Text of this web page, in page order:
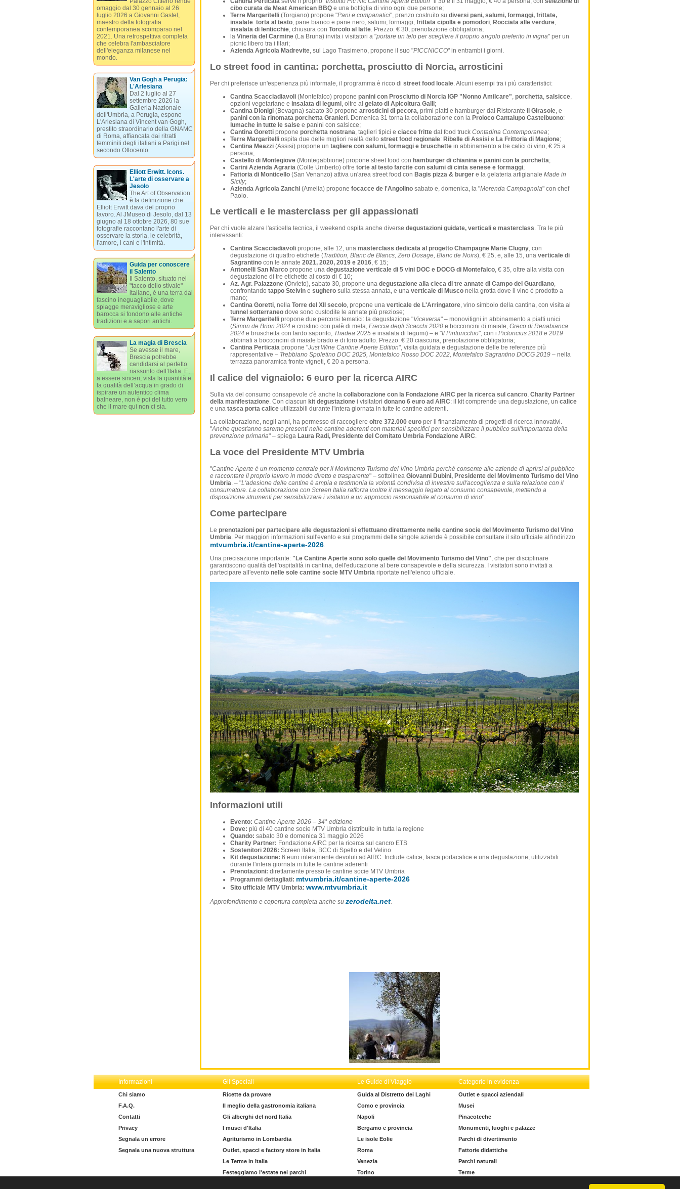
cibo curata da Meat American BBQe una bottiglia di vino ogni due persone;
Terre Margaritelli(Torgiano) propone "Pani e companatici", pranzo costruito su diversi pani, salumi, formaggi, frittate,
insalate: torta al testo, pane bianco e pane nero, salumi, formaggi, frittata cipolla e pomodori, Rocciata alle verdure,
insalata di lenticchie, chiusura con Torcolo al latte. Prezzo: € 30, prenotazione obbligatoria;
la Vineria del Carmine(La Bruna) invita i visitatori a "portare un telo per scegliere il proprio angolo preferito in vigna" per un
picnic libero tra i filari;
Azienda Agricola Madrevite, sul Lago Trasimeno, propone il suo "PICCNICCO" in entrambi i giorni.
Lo street food in cantina: porchetta, prosciutto di Norcia, arrosticini
Per chi preferisce un'esperienza più informale, il programma è ricco di street food locale. Alcuni esempi tra i più caratteristici:
Cantina Scacciadiavoli(Montefalco) propone panini con Prosciutto di Norcia IGP "Nonno Amilcare" porchetta salsicce,
opzioni vegetariane e insalata di legumi, oltre al gelato di Apicoltura Galli;
Cantina Dionigi(Bevagna) sabato 30 propone arrosticini di pecora , primi piatti e hamburger dal Ristorante Il Girasole, e
panini con la rinomata porchetta Granieri. Domenica 31 torna la collaborazione con la Proloco Cantalupo Castelbuono:
lumache in tutte le salsee panini con salsicce;
Cantina Gorettipropone porchetta nostrana , taglieri tipici e ciacce frittedal food truck Contadina Contemporanea;
Terre Margaritelliospita due delle migliori realtà dello street food regionale: Ribelle di Assisie La Frittoria di Magione;
Cantina Meazzi(Assisi) propone un tagliere con salumi, formaggi e bruschettein abbinamento a tre calici di vino, € 25 a
persona;
Castello di Montegiove(Montegabbione) propone street food con hamburger di chianina e panini con la porchetta;
Carini Azienda Agraria (Colle Umberto) offre torte al testo farcite con salumi di cinta senese e formaggi;
Fattoria di Monticello(San Venanzo) attiva un'area street food con Bagis pizza & burgere la gelateria artigianale Made in
Sicily;
Azienda Agricola Zanchi(Amelia) propone focacce de l'Angolinosabato e, domenica, la "Merenda Campagnola" con chef
Paolo.
Le verticali e le masterclass per gli appassionati
Per chi vuole alzare l'asticella tecnica, il weekend ospita anche diverse degustazioni guidate, verticali e masterclass. Tra le più
interessanti:
Cantina Scacciadiavolipropone, alle 12, una masterclass dedicata al progetto Champagne Marie Clugny, con
degustazione di quattro etichette (Tradition, Blanc de Blancs, Zero Dosage, Blanc de Noirs), € 25, e, alle 15, una verticale di
Sagrantinocon le annate 2021, 2020, 2019 e 2016, € 15;
Antonelli San Marcopropone una degustazione verticale di 5 vini DOC e DOCG di Montefalco, € 35, oltre alla visita con
degustazione di tre etichette al costo di € 10;
Az. Agr. Palazzone(Orvieto), sabato 30, propone una degustazione alla cieca di tre annate di Campo del Guardiano,
confrontando tappo Stelvine sugherosulla stessa annata, e una verticale di Musconella grotta dove il vino è prodotto a
mano;
Cantina Goretti, nella Torre del XII secolo, propone una verticale de L'Arringatore, vino simbolo della cantina, con visita al
tunnel sotterraneodove sono custodite le annate più preziose;
Terre Margaritellipropone due percorsi tematici: la degustazione "Viceversa" – monovitigni in abbinamento a piatti unici
(Simon de Brion 2024 e crostino con patè di mela, Freccia degli Scacchi 2020e bocconcini di maiale, Greco di Renabianca
2024 e bruschetta con lardo saporito, Thadea 2025e insalata di legumi) – e "Il Pinturicchio", con i Pictoricius 2018 e 2019
abbinati a bocconcini di maiale brado e di toro adulto. Prezzo: € 20 ciascuna, prenotazione obbligatoria;
Cantina Perticaiapropone "Just Wine Cantine Aperte Edition", visita guidata e degustazione delle tre referenze più
rappresentative – Trebbiano Spoletino DOC 2025, Montefalco Rosso DOC 2022, Montefalco Sagrantino DOCG 2019– nella
terrazza panoramica fronte vigneti, € 20 a persona.
Il calice del vignaiolo: 6 euro per la ricerca AIRC
Sulla via del consumo consapevole c'è anche la collaborazione con la Fondazione AIRC per la ricerca sul cancro, Charity Partner
della manifestazione. Con ciascun kit degustazionei visitatori donano 6 euro ad AIRC: il kit comprende una degustazione, un calice
e una tasca porta caliceutilizzabili durante l'intera giornata in tutte le cantine aderenti.
La collaborazione, negli anni, ha permesso di raccogliere oltre 372.000 europer il finanziamento di progetti di ricerca innovativi.
"Anche quest'anno saremo presenti nelle cantine aderenti con materiali specifici per sensibilizzare il pubblico sull'importanza della
prevenzione primaria" – spiega Laura Radi, Presidente del Comitato Umbria Fondazione AIRC.
La voce del Presidente MTV Umbria
"Cantine Aperte è un momento centrale per il Movimento Turismo del Vino Umbria perché consente alle aziende di aprirsi al pubblico
e raccontare il proprio lavoro in modo diretto e trasparente" – sottolinea Giovanni Dubini, Presidente del Movimento Turismo del Vino
Umbria. – "L'adesione delle cantine è ampia e testimonia la volontà condivisa di investire sull'accoglienza e sulla relazione con il
consumatore. La collaborazione con Screen Italia rafforza inoltre il messaggio legato al consumo consapevole, mettendo a
disposizione strumenti per sensibilizzare i visitatori a un approccio responsabile al consumo di vino".
Come partecipare
Le prenotazioni per partecipare alle degustazioni si effettuano direttamente nelle cantine socie del Movimento Turismo del Vino
Umbria. Per maggiori informazioni sull'evento e sui programmi delle singole aziende è possibile consultare il sito ufficiale all'indirizzo
mtvumbria.it/cantine-aperte-2026.
Una precisazione importante: "Le Cantine Aperte sono solo quelle del Movimento Turismo del Vino", che per disciplinare
garantiscono qualità dell'ospitalità in cantina, dell'educazione al bere consapevole e della sicurezza. I visitatori sono invitati a
partecipare all'evento nelle sole cantine socie MTV Umbriariportate nell'elenco ufficiale.
Informazioni utili
Evento: Cantine Aperte 2026 – 34° edizione
Dove: più di 40 cantine socie MTV Umbria distribuite in tutta la regione
Quando: sabato 30 e domenica 31 maggio 2026
Charity Partner: Fondazione AIRC per la ricerca sul cancro ETS
Sostenitori 2026: Screen Italia, BCC di Spello e del Velino
Kit degustazione: 6 euro interamente devoluti ad AIRC. Include calice, tasca portacalice e una degustazione, utilizzabili
durante l'intera giornata in tutte le cantine aderenti
Prenotazioni: direttamente presso le cantine socie MTV Umbria
Programmi dettagliati: mtvumbria.it/cantine-aperte-2026
Sito ufficiale MTV Umbria: www.mtvumbria.it
Approfondimento e copertura completa anche su zerodelta.net.
omaggio dal 30 gennaio al 26
luglio 2026 a Giovanni Gastel,
maestro della fotografia
contemporanea scomparso nel
2021. Una retrospettiva completa
che celebra l'ambasciatore
dell'eleganza milanese nel
mondo.
Van Gogh a Perugia:
L'Arlesiana
Dal 2 luglio al 27
settembre 2026 la
Galleria Nazionale
dell'Umbria, a Perugia, espone
L'Arlesiana di Vincent van Gogh,
prestito straordinario della GNAMC
di Roma, affiancata dai ritratti
femminili degli italiani a Parigi nel
secondo Ottocento.
Elliott Erwitt. Icons.
L'arte di osservare a
Jesolo
The Art of Observation:
è la definizione che
Elliott Erwitt dava del proprio
lavoro. Al JMuseo di Jesolo, dal 13
giugno al 18 ottobre 2026, 80 sue
fotografie raccontano l'arte di
osservare la storia, le celebrità,
l'amore, i cani e l'intimità.
Guida per conoscere
il Salento
Il Salento, situato nel
"tacco dello stivale"
italiano, è una terra dal
fascino ineguagliabile, dove
spiagge meravigliose e arte
barocca si fondono alle antiche
tradizioni e a sapori antichi.
La magia di Brescia
Se avesse il mare,
Brescia potrebbe
candidarsi al perfetto
riassunto dell’Italia. E,
a essere sinceri, vista la quantità e
la qualità dell’acqua in grado di
ispirare un autentico clima
balneare, non è poi del tutto vero
che il mare qui non ci sia.
Informazioni Gli Speciali Le Guide di Viaggio Categorie in evidenza
Chi siamo
F.A.Q.
Contatti
Privacy
Segnala un errore
Segnala una nuova struttura
Ricette da provare
Il meglio della gastronomia italiana
Gli alberghi del nord Italia
I musei d'Italia
Agriturismo in Lombardia
Outlet, spacci e factory store in Italia
Le Terme in Italia
Festeggiamo l'estate nei parchi
Guida al Distretto dei Laghi
Como e provincia
Napoli
Bergamo e provincia
Le isole Eolie
Roma
Venezia
Torino
Outlet e spacci aziendali
Musei
Pinacoteche
Monumenti, luoghi e palazze
Parchi di divertimento
Fattorie didattiche
Parchi naturali
Terme